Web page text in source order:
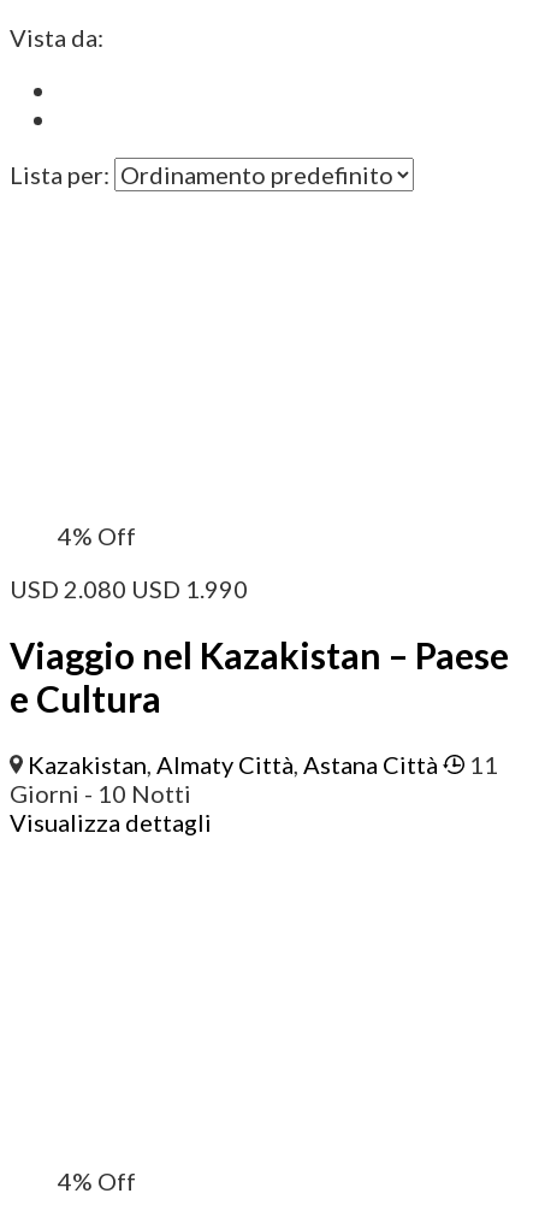
Vista da:
Lista per:
4% Off
USD 2.080 USD 1.990
Viaggio nel Kazakistan – Paese
e Cultura
Kazakistan Almaty Città Astana Città
11
Giorni - 10 Notti
Visualizza dettagli
4% Off